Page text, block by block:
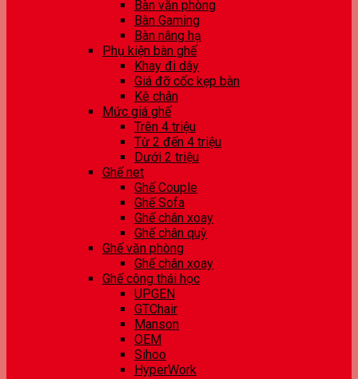
Bàn văn phòng
Bàn Gaming
Bàn nâng hạ
Phụ kiện bàn ghế
Khay đi dây
Giá đỡ cốc kẹp bàn
Kê chân
Mức giá ghế
Trên 4 triệu
Từ 2 đến 4 triệu
Dưới 2 triệu
Ghế net
Ghế Couple
Ghế Sofa
Ghế chân xoay
Ghế chân quỳ
Ghế văn phòng
Ghế chân xoay
Ghế công thái học
UPGEN
GTChair
Manson
OEM
Sihoo
HyperWork